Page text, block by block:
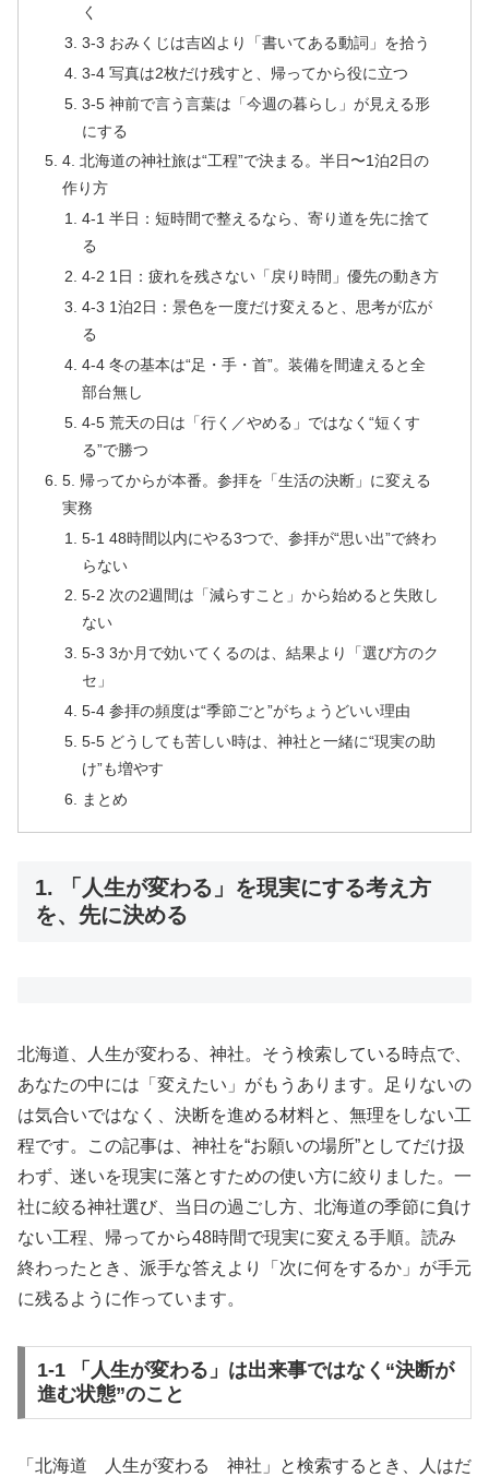
く
3-3 おみくじは吉凶より「書いてある動詞」を拾う
3-4 写真は2枚だけ残すと、帰ってから役に立つ
3-5 神前で言う言葉は「今週の暮らし」が見える形
にする
4. 北海道の神社旅は“工程”で決まる。半日〜1泊2日の
作り方
4-1 半日：短時間で整えるなら、寄り道を先に捨て
る
4-2 1日：疲れを残さない「戻り時間」優先の動き方
4-3 1泊2日：景色を一度だけ変えると、思考が広が
る
4-4 冬の基本は“足・手・首”。装備を間違えると全
部台無し
4-5 荒天の日は「行く／やめる」ではなく“短くす
る”で勝つ
5. 帰ってからが本番。参拝を「生活の決断」に変える
実務
5-1 48時間以内にやる3つで、参拝が“思い出”で終わ
らない
5-2 次の2週間は「減らすこと」から始めると失敗し
ない
5-3 3か月で効いてくるのは、結果より「選び方のク
セ」
5-4 参拝の頻度は“季節ごと”がちょうどいい理由
5-5 どうしても苦しい時は、神社と一緒に“現実の助
け”も増やす
まとめ
1. 「人生が変わる」を現実にする考え方
を、先に決める
北海道、人生が変わる、神社。そう検索している時点で、
あなたの中には「変えたい」がもうあります。足りないの
は気合いではなく、決断を進める材料と、無理をしない工
程です。この記事は、神社を“お願いの場所”としてだけ扱
わず、迷いを現実に落とすための使い方に絞りました。一
社に絞る神社選び、当日の過ごし方、北海道の季節に負け
ない工程、帰ってから48時間で現実に変える手順。読み
終わったとき、派手な答えより「次に何をするか」が手元
に残るように作っています。
1-1 「人生が変わる」は出来事ではなく“決断が
進む状態”のこと
「北海道 人生が変わる 神社」と検索するとき、人はだ